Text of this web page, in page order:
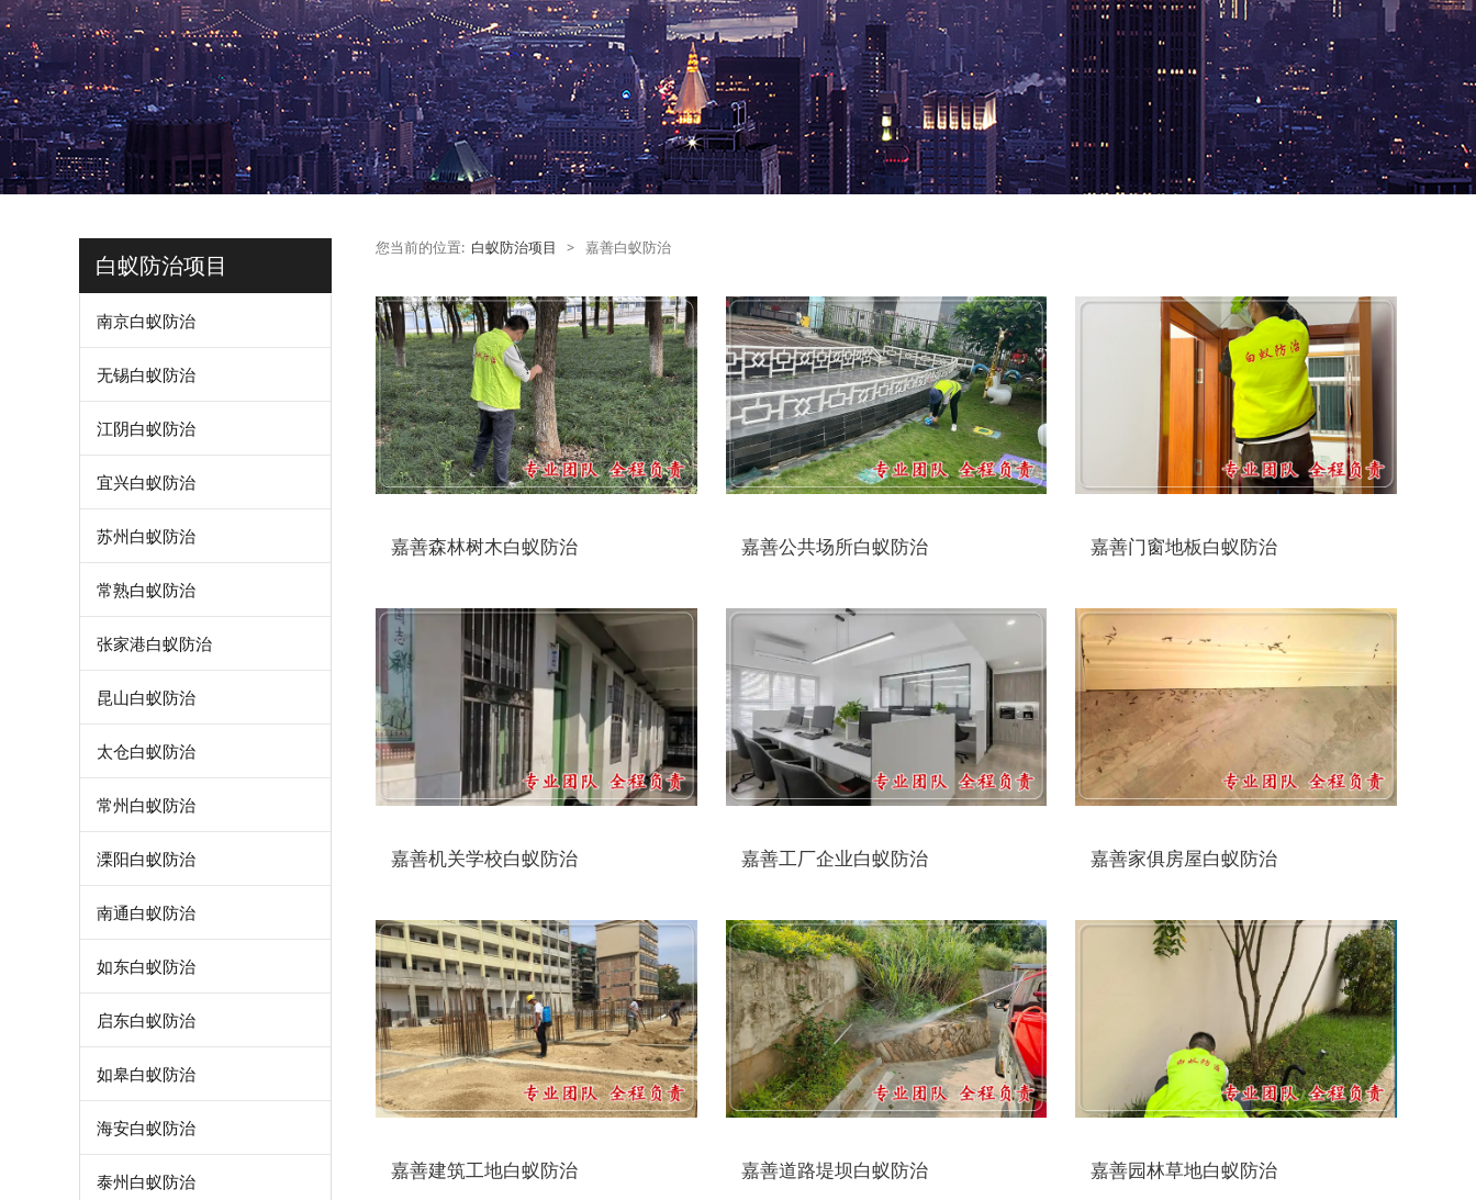
白蚁防治项目
南京白蚁防治
无锡白蚁防治
江阴白蚁防治
宜兴白蚁防治
苏州白蚁防治
常熟白蚁防治
张家港白蚁防治
昆山白蚁防治
太仓白蚁防治
常州白蚁防治
溧阳白蚁防治
南通白蚁防治
如东白蚁防治
启东白蚁防治
如皋白蚁防治
海安白蚁防治
泰州白蚁防治
您当前的位置: 白蚁防治项目 > 嘉善白蚁防治
嘉善森林树木白蚁防治 嘉善公共场所白蚁防治 嘉善门窗地板白蚁防治
嘉善机关学校白蚁防治 嘉善工厂企业白蚁防治 嘉善家俱房屋白蚁防治
嘉善建筑工地白蚁防治 嘉善道路堤坝白蚁防治 嘉善园林草地白蚁防治